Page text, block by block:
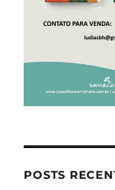
POSTS